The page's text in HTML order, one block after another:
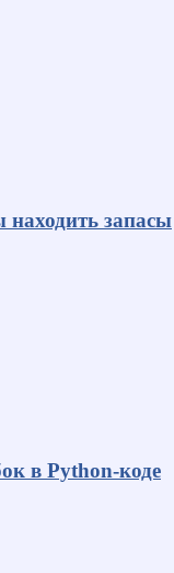
запасы
в Python-коде